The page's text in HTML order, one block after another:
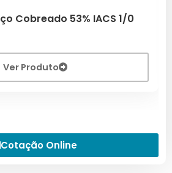
Cobreado 53% IACS 1/0
Ver Produto
Cotação Online